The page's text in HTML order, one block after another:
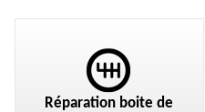
Réparation boite de